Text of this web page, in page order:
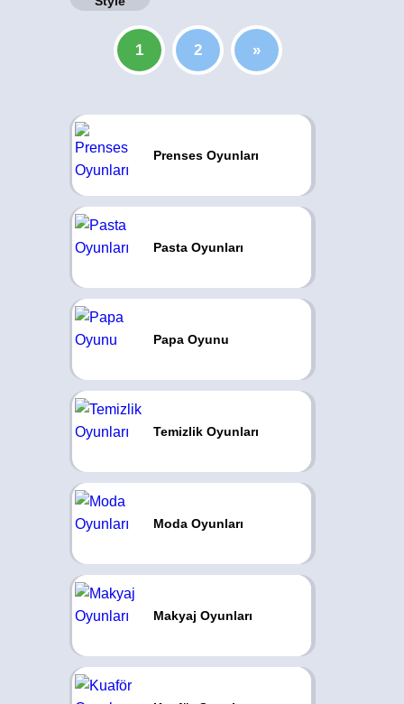
1 2 »
Prenses Oyunları
Pasta Oyunları
Papa Oyunu
Temizlik Oyunları
Moda Oyunları
Makyaj Oyunları